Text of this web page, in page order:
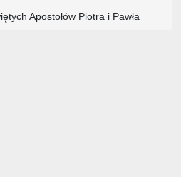
Apostołów Piotra i Pawła